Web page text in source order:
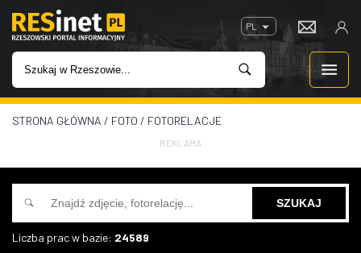
PL
WIADOMOŚCI
INWESTYCJE
IMPREZY
STRONA GŁÓWNA / FOTO / FOTORELACJE
REKLAMA
Liczba prac w bazie: 24589